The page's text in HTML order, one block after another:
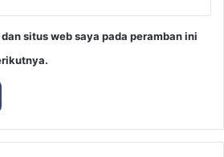
situs web saya pada peramban ini